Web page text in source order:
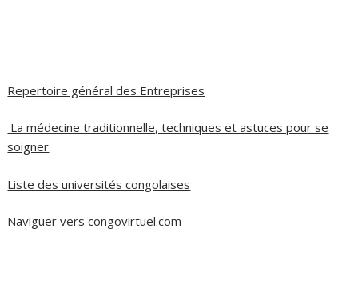
Repertoire général des Entreprises
La médecine traditionnelle, techniques et astuces pour se
soigner
Liste des universités congolaises
Naviguer vers congovirtuel.com